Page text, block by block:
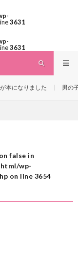
3631
3631
本になりました 男の
false in
wp-
on line 3654